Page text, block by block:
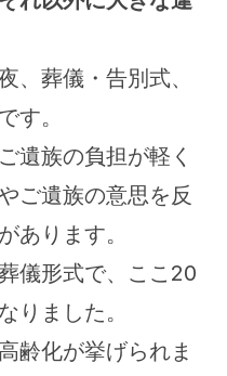
、葬儀・告別式、
す。
遺族の負担が軽く
ご遺族の意思を反
あります。
儀形式で、ここ20
りました。
齢化が挙げられま